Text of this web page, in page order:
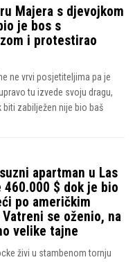
Majera s djevojkom
je bos s
i protestirao
ne vrvi posjetiteljima pa je
tu izvede svoju dragu,
zabilježen nije bio baš
apartman u Las
$ dok je bio
po američkim
se oženio, na
velike tajne
živi u stambenom tornju